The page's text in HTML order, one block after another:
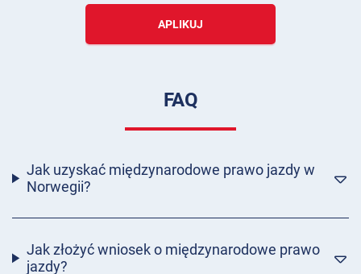
APLIKUJ
FAQ
Jak uzyskać międzynarodowe prawo jazdy w
Norwegii?
Jak złożyć wniosek o międzynarodowe prawo
jazdy?